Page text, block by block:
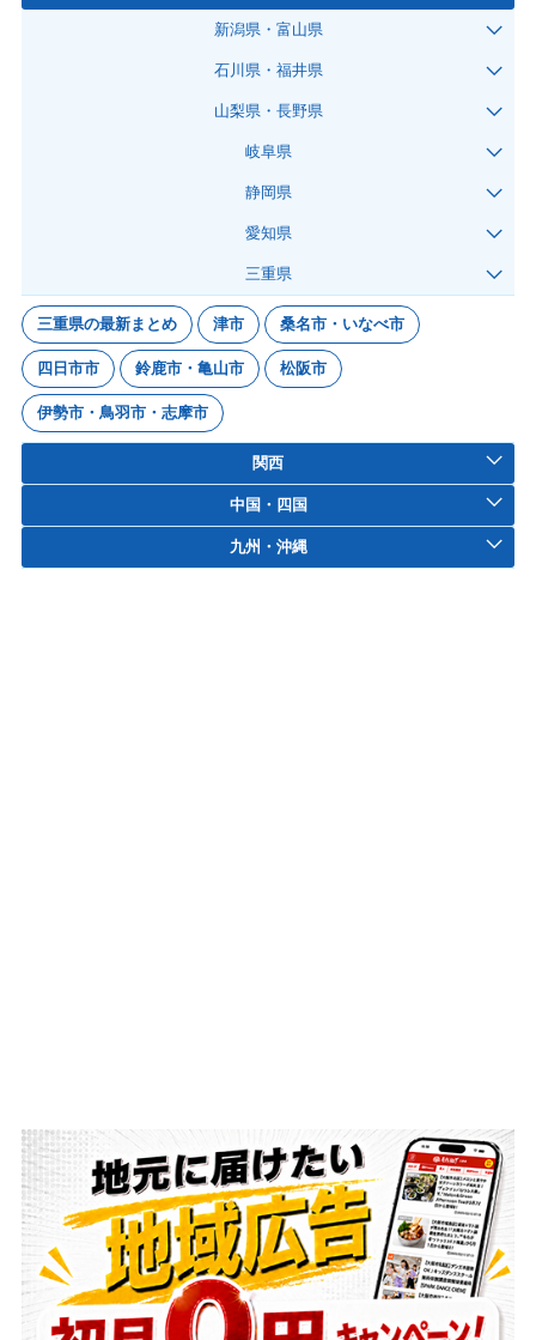
新潟県・富山県
石川県・福井県
山梨県・長野県
岐阜県
静岡県
愛知県
三重県
三重県の最新まとめ 津市 桑名市・いなべ市
四日市市 鈴鹿市・亀山市 松阪市
伊勢市・鳥羽市・志摩市
関西
中国・四国
九州・沖縄